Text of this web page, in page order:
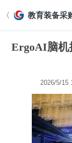
〈 教育装备采
ErgoAI脑机
2026/5/15